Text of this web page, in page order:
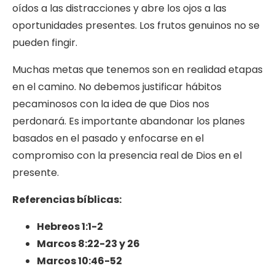
oídos a las distracciones y abre los ojos a las
oportunidades presentes. Los frutos genuinos no se
pueden fingir.
Muchas metas que tenemos son en realidad etapas
en el camino. No debemos justificar hábitos
pecaminosos con la idea de que Dios nos
perdonará. Es importante abandonar los planes
basados en el pasado y enfocarse en el
compromiso con la presencia real de Dios en el
presente.
Referencias bíblicas:
Hebreos 1:1-2
Marcos 8:22-23 y 26
Marcos 10:46-52